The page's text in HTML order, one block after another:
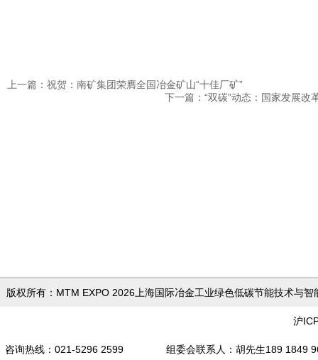
上一篇：祝贺：南矿集团荣膺全国冶金矿山“十佳厂矿”
下一篇：“双碳”动态：国家发展
版权所有：MTM EXPO 2026上海国际冶金工业绿色低碳节
沪
咨询热线：021-5296 2599 组委会联系人 ：胡先生189